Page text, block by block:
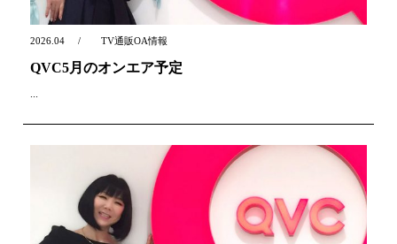
2026.04 TV通販OA情報
QVC5月のオンエア予定
...